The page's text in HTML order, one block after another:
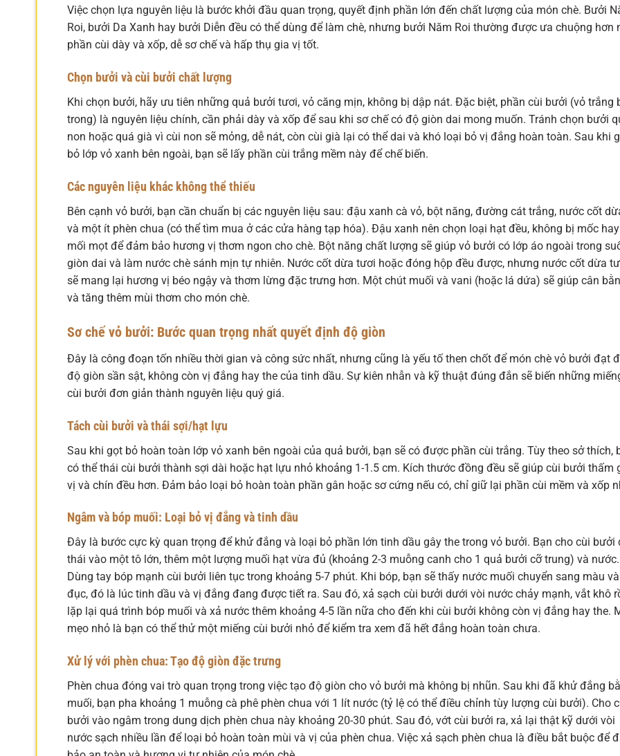
Việc chọn lựa nguyên liệu là bước khởi đầu quan trọng, quyết định phần lớn đến chất lượng của món chè. Bưởi
Roi, bưởi Da Xanh hay bưởi Diễn đều có thể dùng để làm chè, nhưng bưởi Năm Roi thường được ưa chuộng hơn
phần cùi dày và xốp, dễ sơ chế và hấp thụ gia vị tốt.
Chọn bưởi và cùi bưởi chất lượng
Khi chọn bưởi, hãy ưu tiên những quả bưởi tươi, vỏ căng mịn, không bị dập nát. Đặc biệt, phần cùi bưởi (vỏ trắng
trong) là nguyên liệu chính, cần phải dày và xốp để sau khi sơ chế có độ giòn dai mong muốn. Tránh chọn bưởi
non hoặc quá già vì cùi non sẽ mỏng, dễ nát, còn cùi già lại có thể dai và khó loại bỏ vị đắng hoàn toàn. Sau khi
bỏ lớp vỏ xanh bên ngoài, bạn sẽ lấy phần cùi trắng mềm này để chế biến.
Các nguyên liệu khác không thể thiếu
Bên cạnh vỏ bưởi, bạn cần chuẩn bị các nguyên liệu sau: đậu xanh cà vỏ, bột năng, đường cát trắng, nước cốt
và một ít phèn chua (có thể tìm mua ở các cửa hàng tạp hóa). Đậu xanh nên chọn loại hạt đều, không bị mốc hay
mối mọt để đảm bảo hương vị thơm ngon cho chè. Bột năng chất lượng sẽ giúp vỏ bưởi có lớp áo ngoài trong
giòn dai và làm nước chè sánh mịn tự nhiên. Nước cốt dừa tươi hoặc đóng hộp đều được, nhưng nước cốt dừa
sẽ mang lại hương vị béo ngậy và thơm lừng đặc trưng hơn. Một chút muối và vani (hoặc lá dứa) sẽ giúp cân
và tăng thêm mùi thơm cho món chè.
Sơ chế vỏ bưởi: Bước quan trọng nhất quyết định độ giòn
Đây là công đoạn tốn nhiều thời gian và công sức nhất, nhưng cũng là yếu tố then chốt để món chè vỏ bưởi đạt
độ giòn sần sật, không còn vị đắng hay the của tinh dầu. Sự kiên nhẫn và kỹ thuật đúng đắn sẽ biến những
cùi bưởi đơn giản thành nguyên liệu quý giá.
Tách cùi bưởi và thái sợi/hạt lựu
Sau khi gọt bỏ hoàn toàn lớp vỏ xanh bên ngoài của quả bưởi, bạn sẽ có được phần cùi trắng. Tùy theo sở thích,
có thể thái cùi bưởi thành sợi dài hoặc hạt lựu nhỏ khoảng 1-1.5 cm. Kích thước đồng đều sẽ giúp cùi bưởi thấm
vị và chín đều hơn. Đảm bảo loại bỏ hoàn toàn phần gân hoặc sơ cứng nếu có, chỉ giữ lại phần cùi mềm và xốp
Ngâm và bóp muối: Loại bỏ vị đắng và tinh dầu
Đây là bước cực kỳ quan trọng để khử đắng và loại bỏ phần lớn tinh dầu gây the trong vỏ bưởi. Bạn cho cùi bưởi
thái vào một tô lớn, thêm một lượng muối hạt vừa đủ (khoảng 2-3 muỗng canh cho 1 quả bưởi cỡ trung) và nước.
Dùng tay bóp mạnh cùi bưởi liên tục trong khoảng 5-7 phút. Khi bóp, bạn sẽ thấy nước muối chuyển sang màu
đục, đó là lúc tinh dầu và vị đắng đang được tiết ra. Sau đó, xả sạch cùi bưởi dưới vòi nước chảy mạnh, vắt khô
lặp lại quá trình bóp muối và xả nước thêm khoảng 4-5 lần nữa cho đến khi cùi bưởi không còn vị đắng hay the.
mẹo nhỏ là bạn có thể thử một miếng cùi bưởi nhỏ để kiểm tra xem đã hết đắng hoàn toàn chưa.
Xử lý với phèn chua: Tạo độ giòn đặc trưng
Phèn chua đóng vai trò quan trọng trong việc tạo độ giòn cho vỏ bưởi mà không bị nhũn. Sau khi đã khử đắng
muối, bạn pha khoảng 1 muỗng cà phê phèn chua với 1 lít nước (tỷ lệ có thể điều chỉnh tùy lượng cùi bưởi). Cho
bưởi vào ngâm trong dung dịch phèn chua này khoảng 20-30 phút. Sau đó, vớt cùi bưởi ra, xả lại thật kỹ dưới vòi
nước sạch nhiều lần để loại bỏ hoàn toàn mùi và vị của phèn chua. Việc xả sạch phèn chua là điều bắt buộc để